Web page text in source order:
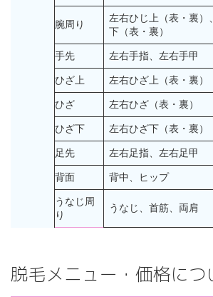
腕周り
左右ひじ上（表・裏）
下（表・裏）
手先
左右手指、左右手甲
ひざ上
左右ひざ上（表・裏）
ひざ
左右ひざ（表・裏）
ひざ下
左右ひざ下（表・裏）
足先
左右足指、左右足甲
背面
背中、ヒップ
うなじ周
り
うなじ、首筋、両肩
脱毛メニュー・価格につ